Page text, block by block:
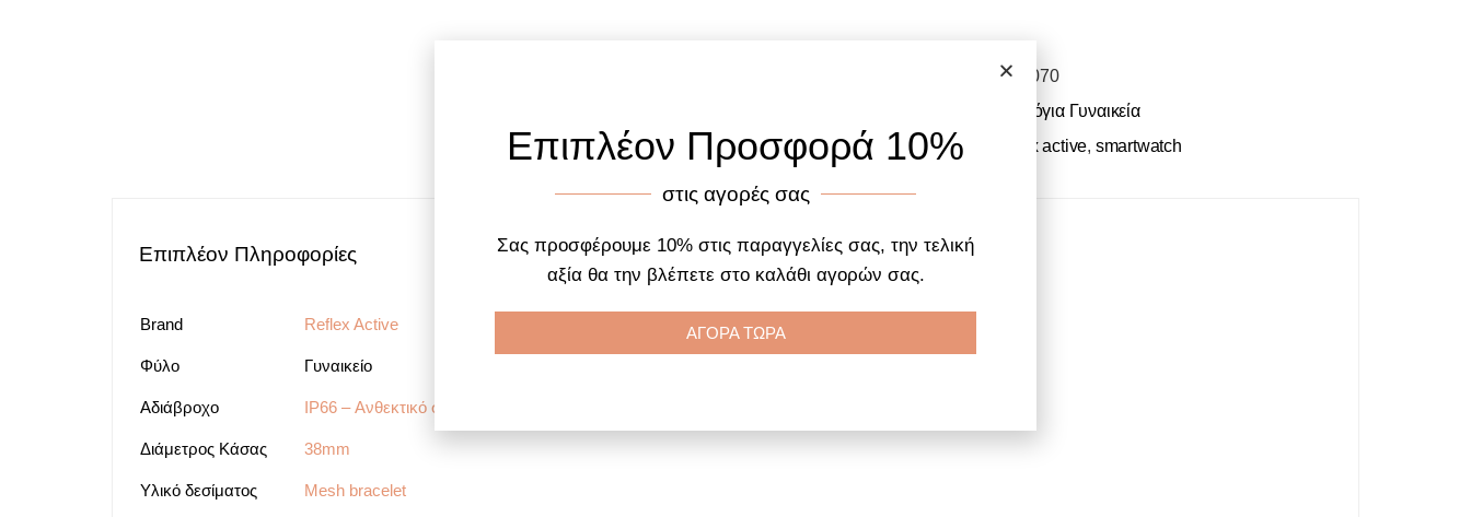
RA03-4070
Ρολόγια Γυναικεία
Ετικέτες:
ladies watches reflex active, smartwatch
Επιπλέον Πληροφορίες
Brand Reflex Active
Φύλο Γυναικείο
Αδιάβροχο IP66 – Ανθεκτικό στη σκόνη. Τυχαία επαφή με το νερό
Διάμετρος Κάσας 38mm
Υλικό δεσίματος Mesh bracelet
Επιπλέον Προσφορά 10%
στις αγορές σας
Σας προσφέρουμε 10% στις παραγγελίες σας, την τελική
αξία θα την βλέπετε στο καλάθι αγορών σας.
ΑΓΟΡΑ ΤΩΡΑ